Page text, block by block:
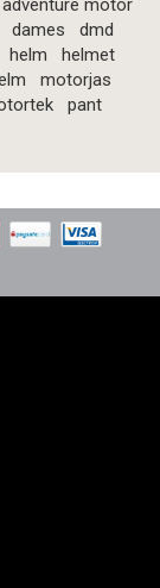
adventure motor
dames
dmd
helm
helmet
motorjas
pant